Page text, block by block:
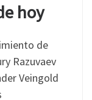
hoy
de
Razuvaev
Veingold